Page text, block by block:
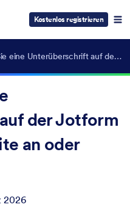
Kostenlos registrieren
So passen Sie eine Unterüberschrift auf der Jotform Karten-Dankesseite an oder verlinken sie
der Jotform
an oder
2026